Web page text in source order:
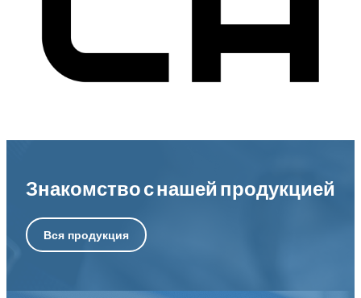
Знакомство с нашей продукцией
Вся продукция